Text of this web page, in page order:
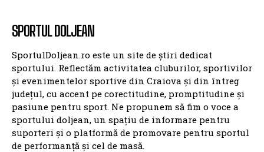
SPORTUL DOLJEAN
SportulDoljean.ro este un site de știri dedicat
sportului. Reflectăm activitatea cluburilor, sportivilor
și evenimentelor sportive din Craiova și din întreg
județul, cu accent pe corectitudine, promptitudine și
pasiune pentru sport. Ne propunem să fim o voce a
sportului doljean, un spațiu de informare pentru
suporteri și o platformă de promovare pentru sportul
de performanță și cel de masă.